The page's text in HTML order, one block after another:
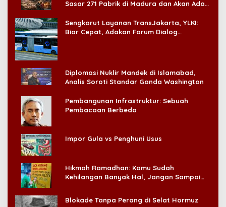
Sasar 271 Pabrik di Madura dan Akan Ada
Sengkarut Layanan TransJakarta, YLKI:
Biar Cepat, Adakan Forum Dialog
Diplomasi Nuklir Mandek di Islamabad,
Analis Soroti Standar Ganda Washington
Pembangunan Infrastruktur: Sebuah
Pembacaan Berbeda
Impor Gula vs Penghuni Usus
Hikmah Ramadhan: Kamu Sudah
Kehilangan Banyak Hal, Jangan Sampai
Blokade Tanpa Perang di Selat Hormuz